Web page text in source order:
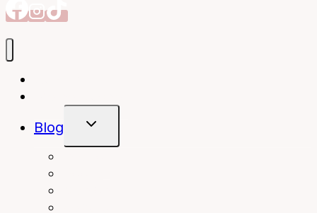
Blog
Untermenü